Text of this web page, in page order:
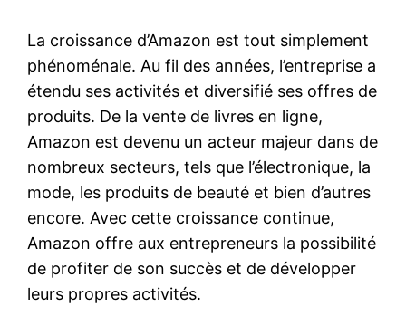
La croissance d’Amazon est tout simplement
phénoménale. Au fil des années, l’entreprise a
étendu ses activités et diversifié ses offres de
produits. De la vente de livres en ligne,
Amazon est devenu un acteur majeur dans de
nombreux secteurs, tels que l’électronique, la
mode, les produits de beauté et bien d’autres
encore. Avec cette croissance continue,
Amazon offre aux entrepreneurs la possibilité
de profiter de son succès et de développer
leurs propres activités.